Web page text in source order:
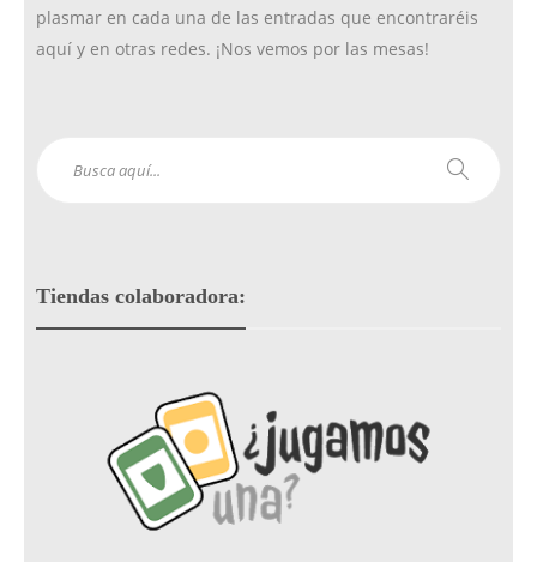
plasmar en cada una de las entradas que encontraréis
aquí y en otras redes. ¡Nos vemos por las mesas!
Tiendas colaboradora: